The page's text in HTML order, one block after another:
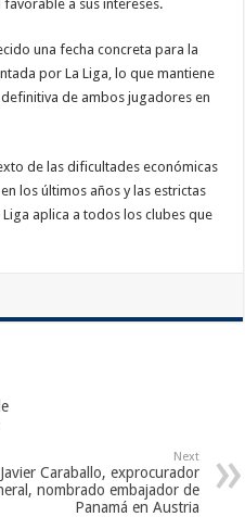
a sus intereses.
una fecha concreta para la
por La Liga, lo que mantiene
de ambos jugadores en
de las dificultades económicas
los últimos años y las estrictas
aplica a todos los clubes que
Next
Javier Caraballo, exprocurador
nombrado embajador de
Panamá en Austria